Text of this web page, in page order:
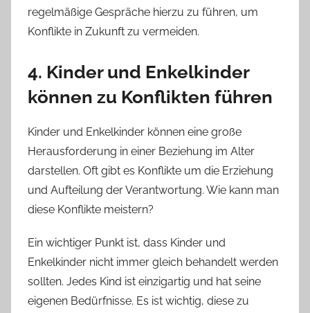
regelmäßige Gespräche hierzu zu führen, um
Konflikte in Zukunft zu vermeiden.
4. Kinder und Enkelkinder
können zu Konflikten führen
Kinder und Enkelkinder können eine große
Herausforderung in einer Beziehung im Alter
darstellen. Oft gibt es Konflikte um die Erziehung
und Aufteilung der Verantwortung. Wie kann man
diese Konflikte meistern?
Ein wichtiger Punkt ist, dass Kinder und
Enkelkinder nicht immer gleich behandelt werden
sollten. Jedes Kind ist einzigartig und hat seine
eigenen Bedürfnisse. Es ist wichtig, diese zu